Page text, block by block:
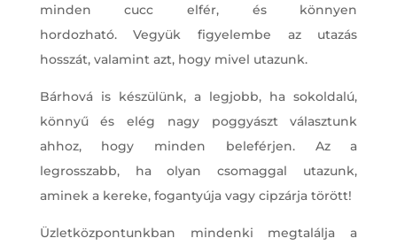
minden cucc elfér, és könnyen
hordozható. Vegyük figyelembe az utazás
hosszát, valamint azt, hogy mivel utazunk.
Bárhová is készülünk, a legjobb, ha sokoldalú,
könnyű és elég nagy poggyászt választunk
ahhoz, hogy minden beleférjen. Az a
legrosszabb, ha olyan csomaggal utazunk,
aminek a kereke, fogantyúja vagy cipzárja törött!
Üzletközpontunkban mindenki megtalálja a